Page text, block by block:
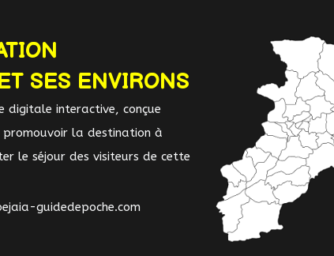
SES ENVIRONS
digitale interactive, conçue
la destination à
le séjour des visiteurs de cette
guidedepoche.com